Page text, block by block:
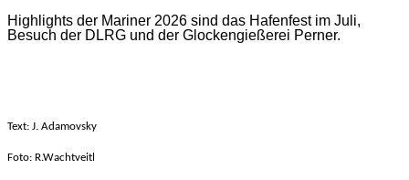
Highlights der Mariner 2026 sind das Hafenfest im Juli,
Besuch der DLRG und der Glockengießerei Perner.
Text: J. Adamovsky
Foto: R.Wachtveitl